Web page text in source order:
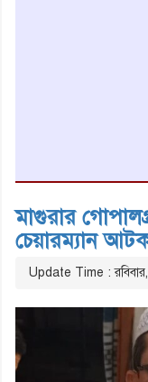
মাগুরার
চেয়ারম্যান
Update Time :